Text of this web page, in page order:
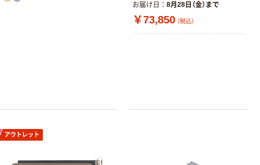
お届け日 8月28日（金）まで
￥73,850 （税込）
アウトレット